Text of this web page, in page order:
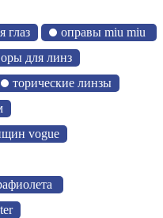
глаз
оправы miu miu
для линз
торические линзы
vogue